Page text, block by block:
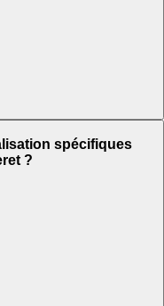
spécifiques
?